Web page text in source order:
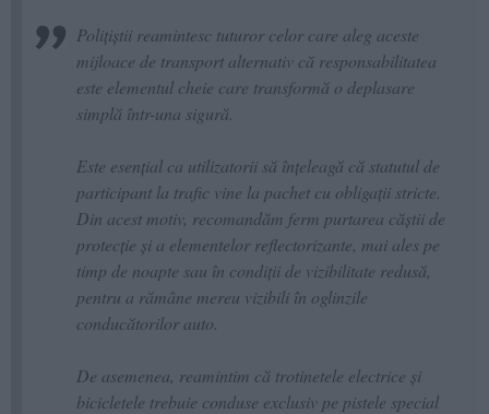
Polițiștii reamintesc tuturor celor care aleg aceste
mijloace de transport alternativ că responsabilitatea
este elementul cheie care transformă o deplasare
simplă într-una sigură.
Este esențial ca utilizatorii să înțeleagă că statutul de
participant la trafic vine la pachet cu obligații stricte.
Din acest motiv, recomandăm ferm purtarea căștii de
protecție și a elementelor reflectorizante, mai ales pe
timp de noapte sau în condiții de vizibilitate redusă,
pentru a rămâne mereu vizibili în oglinzile
conducătorilor auto.
De asemenea, reamintim că trotinetele electrice și
bicicletele trebuie conduse exclusiv pe pistele special